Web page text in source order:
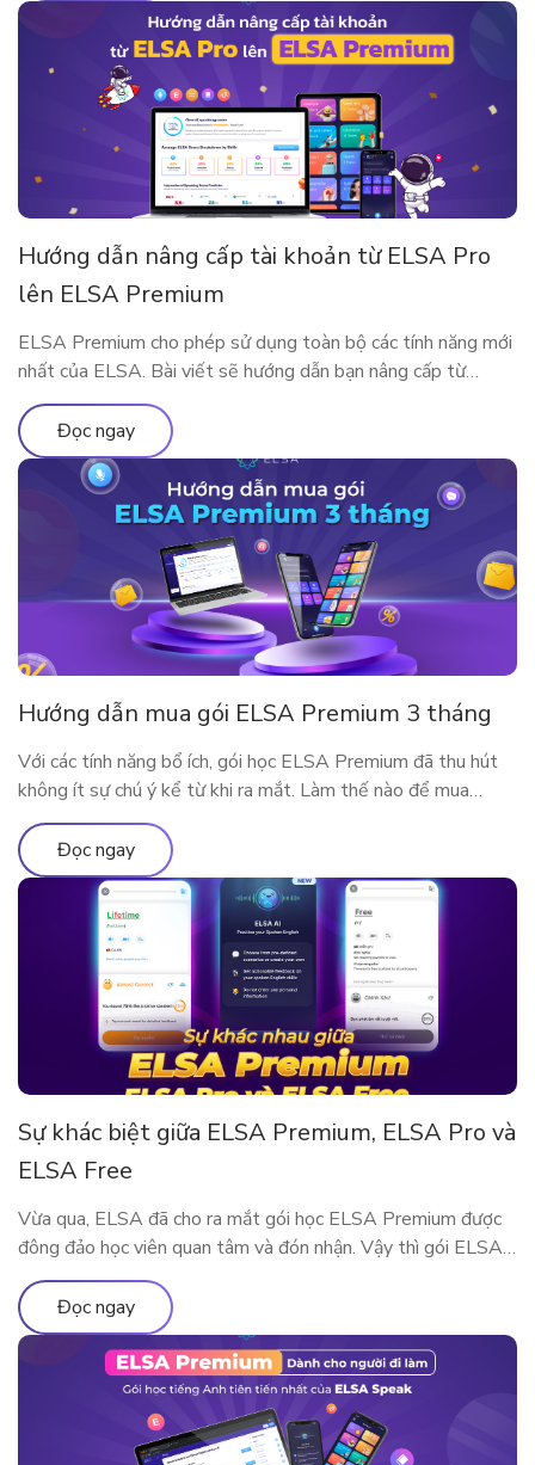
Hướng dẫn nâng cấp tài khoản từ ELSA Pro
lên ELSA Premium
ELSA Premium cho phép sử dụng toàn bộ các tính năng mới
nhất của ELSA. Bài viết sẽ hướng dẫn bạn nâng cấp từ
ELSA Pro lên ELSA Premium nhé!
Đọc ngay
Hướng dẫn mua gói ELSA Premium 3 tháng
Với các tính năng bổ ích, gói học ELSA Premium đã thu hút
không ít sự chú ý kể từ khi ra mắt. Làm thế nào để mua
ELSA Premium 3 tháng?
Đọc ngay
Sự khác biệt giữa ELSA Premium, ELSA Pro và
ELSA Free
Vừa qua, ELSA đã cho ra mắt gói học ELSA Premium được
đông đảo học viên quan tâm và đón nhận. Vậy thì gói ELSA
Premium có gì khác so với ELSA Pro và ELSA Free? Hãy
cùng tìm hiểu qua bài viết này nhé!
Đọc ngay